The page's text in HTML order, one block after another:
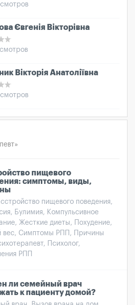
Євгенія Вікторівна
Вікторія Анатоліївна
пищевого
симптомы, виды,
пищевого поведения,
Булимия, Компульсивное
Жесткие диеты, Похудение,
вес, Симптомы РПП, Причины
Психолог,
РПП
ли семейный врач
к пациенту домой?